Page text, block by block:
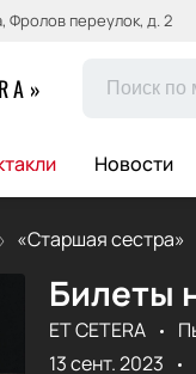
Фролов переулок, д. 2
Новости
«Старшая сестра»
Билеты
ET CETERA
13 сент. 2023